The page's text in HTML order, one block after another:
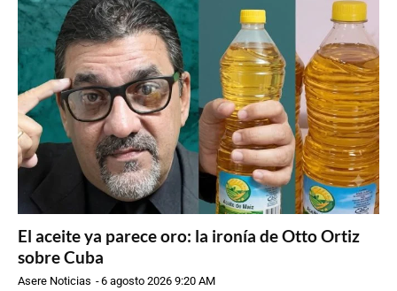
El aceite ya parece oro: la ironía de Otto Ortiz
sobre Cuba
Asere Noticias -6 agosto 2026 9:20 AM